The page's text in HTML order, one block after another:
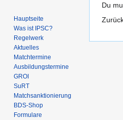
Zur
Zur
Suche
Du
Hauptseite
Was ist IPSC?
Regelwerk
Aktuelles
Matchtermine
Ausbildungs­termine
GROI
SuRT
Match­sanktionierung
BDS-Shop
Formulare